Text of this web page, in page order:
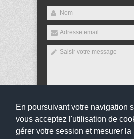
En poursuivant votre navigation
vous acceptez l'utilisation de
gérer votre session et mesurer la
Envoyer